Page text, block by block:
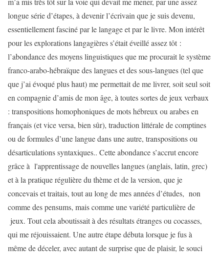
longue série d’étapes, à devenir l’écrivain que je suis devenu,
essentiellement fasciné par le langage et par le livre. Mon intérêt
pour les explorations langagières s’était éveillé assez tôt :
l’abondance des moyens linguistiques que me procurait le système
franco-arabo-hébraïque des langues et des sous-langues (tel que
que j’ai évoqué plus haut) me permettait de me livrer, soit seul soit
en compagnie d’amis de mon âge, à toutes sortes de jeux verbaux
: transpositions homophoniques de mots hébreux ou arabes en
français (et vice versa, bien sûr), traduction littérale de comptines
ou de formules d’une langue dans une autre, transpositions ou
désarticulations syntaxiques.. Cette abondance s’accrut encore
grâce à l'apprentissage de nouvelles langues (anglais, latin, grec)
et à la pratique régulière du thème et de la version, que je
concevais et traitais, tout au long de mes années d’études, non
comme des pensums, mais comme une variété particulière de
jeux. Tout cela aboutissait à des résultats étranges ou cocasses,
qui me réjouissaient. Une autre étape débuta lorsque je fus à
même de déceler, avec autant de surprise que de plaisir, le souci